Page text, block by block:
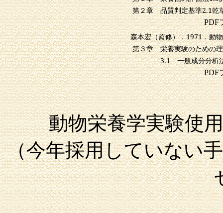
第２章 品質判定基準2.1乾
PDF
森本宏（監修）．1971．動
第３章 栄養実験のための
3.1一般成分分析
PDF
動物栄養学実験使
（今年採用していない